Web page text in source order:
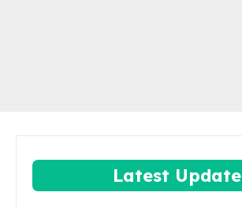
Latest Update